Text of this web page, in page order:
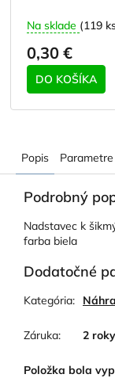
Na sklade (119
0,30 €
DO KOŠÍKA
Popis Parametre
Podrobný
Nadstavec k
farba biela
Dodatočné
Kategória:
Záruka: 2 roky
Položka bola